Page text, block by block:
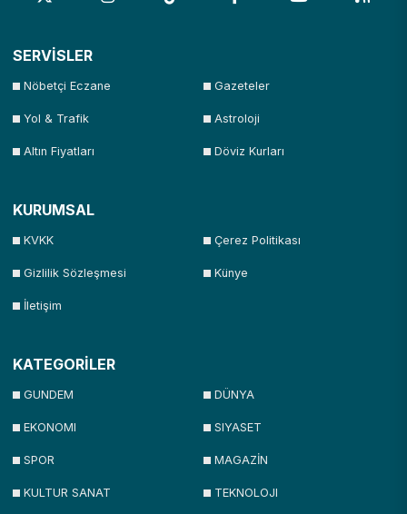
SERVİSLER
Nöbetçi Eczane Gazeteler
Yol & Trafik Astroloji
Altın Fiyatları Döviz Kurları
KURUMSAL
KVKK Çerez Politikası
Gizlilik Sözleşmesi Künye
İletişim
KATEGORİLER
GUNDEM DÜNYA
EKONOMI SIYASET
SPOR MAGAZİN
KULTUR SANAT TEKNOLOJI